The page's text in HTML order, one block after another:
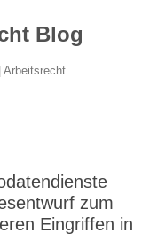
Blog
Arbeitsrecht
zum
Eingriffen in